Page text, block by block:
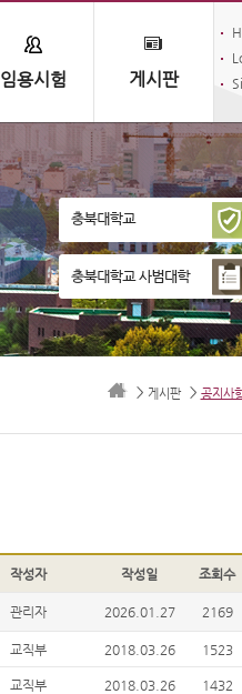
임용시험 게시판
게시판 공지사
작성자 작성일 조회수
관리자 2026.01.27 2169
교직부 2018.03.26 1523
교직부 2018.03.26 1432